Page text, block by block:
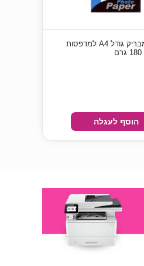
נייר פוטו מבריק גודל A4 למדפסות
הוסף לעגלה